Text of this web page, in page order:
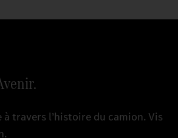
à travers l’histoire du camion. Vis